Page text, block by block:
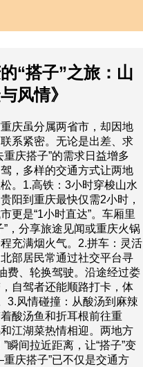
“搭子”之旅：山
风情》
庆虽分属两省市，却因地
系紧密。无论是出差、求
庆搭子”的需求日益增多
，多样的交通方式让两地
。1.高铁：3小时穿梭山水
阳到重庆最快仅需2小时，
更是“1小时直达”。车厢里
”，分享旅途见闻或重庆火锅
充满烟火气。2.拼车：灵活
部居民常通过社交平台寻
费、轮换驾驶。沿途经过娄
自驾者还能顺路打卡，体
3.风情碰撞：从酸汤到麻辣
酸汤鱼和折耳根前往重
江湖菜热情相迎。两地方
瞬间拉近距离，让“搭子”变
庆搭子”已不仅是交通方